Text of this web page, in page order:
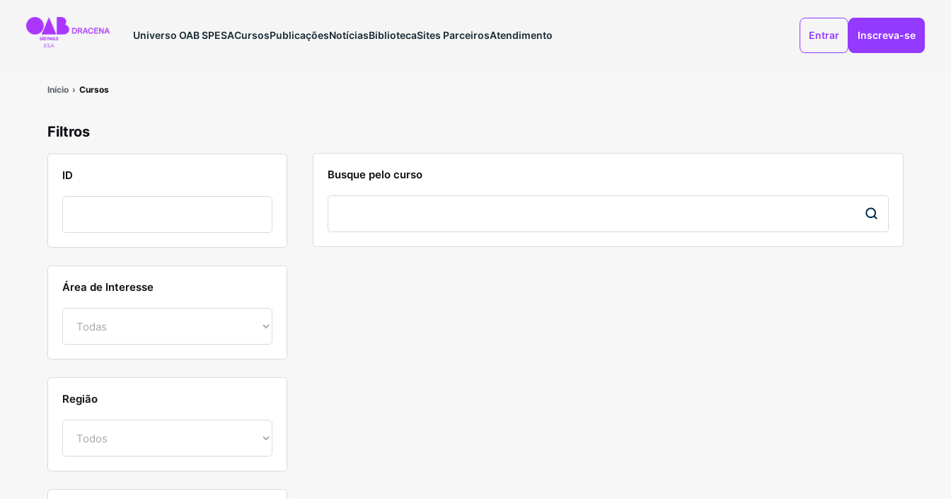
Universo OAB SPESACursosPublicaçõesNotíciasBibliotecaSites ParceirosAtendimento Entrar Inscreva-se
Início Cursos
Filtros
ID
Área de Interesse
Região
Busque pelo curso